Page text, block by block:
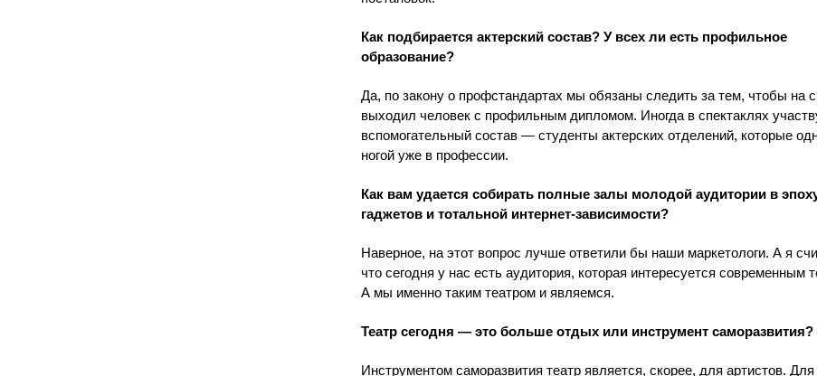
Как подбирается актерский состав? У всех ли есть профильное
образование?
Да, по закону о профстандартах мы обязаны следить за тем, чтобы на
выходил человек с профильным дипломом. Иногда в спектаклях
вспомогательный состав — студенты актерских отделений, которые
ногой уже в профессии.
Как вам удается собирать полные залы молодой аудитории в
гаджетов и тотальной интернет-зависимости?
Наверное, на этот вопрос лучше ответили бы наши маркетологи. А я
что сегодня у нас есть аудитория, которая интересуется современным
А мы именно таким театром и являемся.
Театр сегодня — это больше отдых или инструмент саморазвития?
Инструментом саморазвития театр является, скорее, для артистов. Для